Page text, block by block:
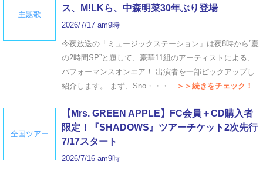
主題歌
ス、M!LKら、中森明菜30年ぶり登場
2026/7/17 am9時
今夜放送の「ミュージックステーション」は夜8時から”夏
の2時間SP”と題して、豪華11組のアーティストによる、
パフォーマンスオンエア！ 出演者を一部ピックアップし
紹介します。 まず、Sno・・・
＞＞続きをチェック！
全国ツアー
【Mrs. GREEN APPLE】FC会員＋CD購入者
限定！『SHADOWS』ツアーチケット2次先行
7/17スタート
2026/7/16 am9時